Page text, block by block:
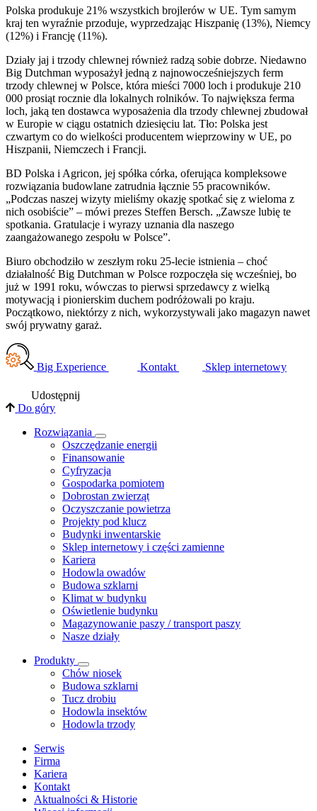
Polska produkuje 21% wszystkich brojlerów w UE. Tym samym
kraj ten wyraźnie przoduje, wyprzedzając Hiszpanię (13%), Niemcy
(12%) i Francję (11%).
Działy jaj i trzody chlewnej również radzą sobie dobrze. Niedawno
Big Dutchman wyposażył jedną z najnowocześniejszych ferm
trzody chlewnej w Polsce, która mieści 7000 loch i produkuje 210
000 prosiąt rocznie dla lokalnych rolników. To największa ferma
loch, jaką ten dostawca wyposażenia dla trzody chlewnej zbudował
w Europie w ciągu ostatnich dziesięciu lat. Tło: Polska jest
czwartym co do wielkości producentem wieprzowiny w UE, po
Hiszpanii, Niemczech i Francji.
BD Polska i Agricon, jej spółka córka, oferująca kompleksowe
rozwiązania budowlane zatrudnia łącznie 55 pracowników.
„Podczas naszej wizyty mieliśmy okazję spotkać się z wieloma z
nich osobiście” – mówi prezes Steffen Bersch. „Zawsze lubię te
spotkania. Gratulacje i wyrazy uznania dla naszego
zaangażowanego zespołu w Polsce”.
Biuro obchodziło w zeszłym roku 25-lecie istnienia – choć
działalność Big Dutchman w Polsce rozpoczęła się wcześniej, bo
już w 1991 roku, wówczas to pierwsi sprzedawcy z wielką
motywacją i pionierskim duchem podróżowali po kraju.
Początkowo, niektórzy z nich, wykorzystywali jako magazyn nawet
swój prywatny garaż.
Big Experience Kontakt Sklep internetowy
Udostępnij
Do góry
Rozwiązania
​Oszczędzanie energii
Finansowanie
Cyfryzacja
Gospodarka pomiotem
Dobrostan zwierząt
Oczyszczanie powietrza
Projekty pod klucz
Budynki inwentarskie
Sklep internetowy i części zamienne
Kariera
Hodowla owadów
Budowa szklarni
Klimat w budynku
Oświetlenie budynku
Magazynowanie paszy / transport paszy
Nasze działy
Produkty
Chów niosek
Budowa szklarni
Tucz drobiu
Hodowla insektów
Hodowla trzody
Serwis
Firma
Kariera
Kontakt
Aktualności & Historie